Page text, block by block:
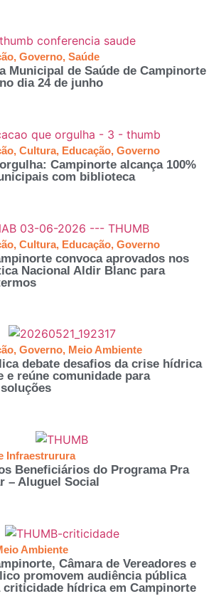
, Governo, Saúde
Municipal de Saúde de Campinorte
dia 24 de junho
, Cultura, Educação, Governo
Campinorte alcança 100%
com biblioteca
, Cultura, Educação, Governo
convoca aprovados nos
Nacional Aldir Blanc para
, Governo, Meio Ambiente
debate desafios da crise hídrica
e reúne comunidade para
Infraestrurura
Beneficiários do Programa Pra
– Aluguel Social
Ambiente
Câmara de Vereadores e
promovem audiência pública
criticidade hídrica em Campinorte